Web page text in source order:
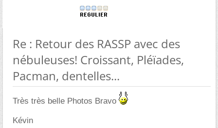
Re : Retour des RASSP avec des
nébuleuses! Croissant, Pléïades,
Pacman, dentelles...
Très très belle Photos Bravo
Kévin